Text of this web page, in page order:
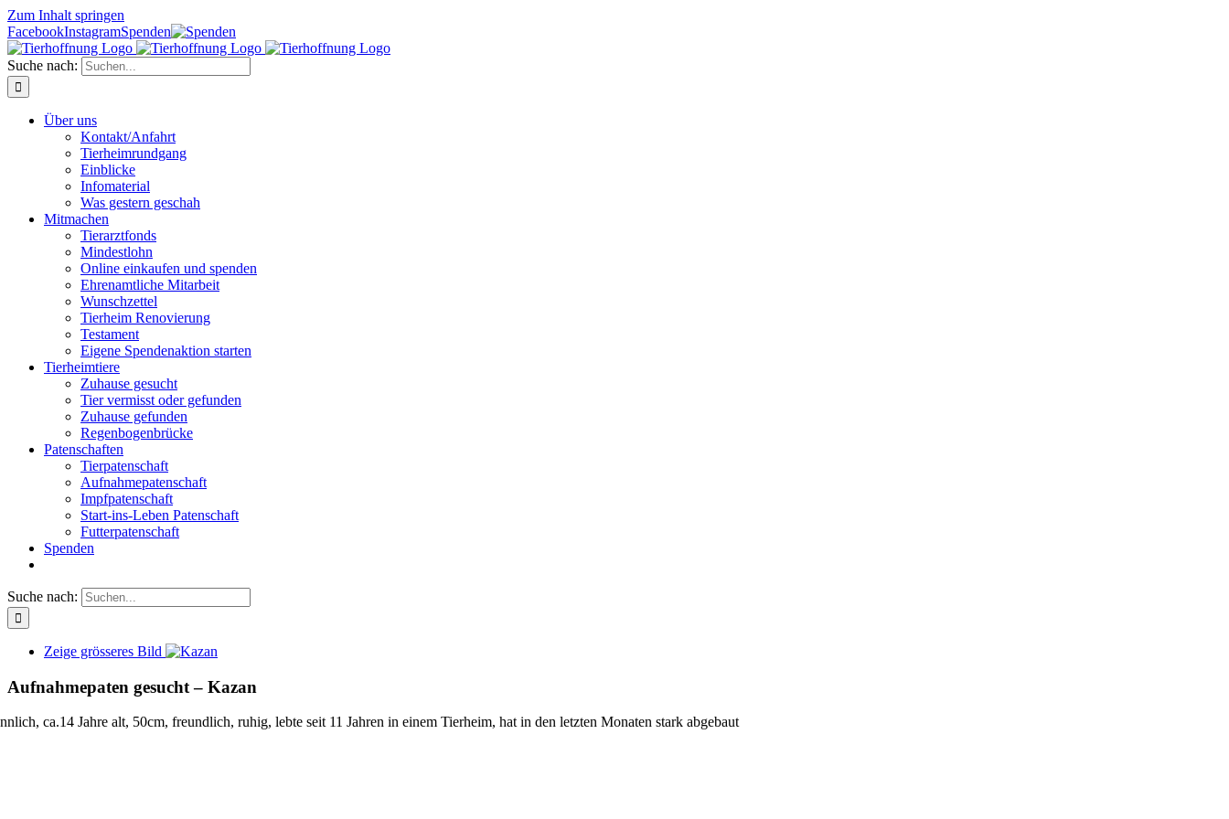
Zum Inhalt springen
FacebookInstagramSpenden
Suche nach:
Über uns
Kontakt/Anfahrt
Tierheimrundgang
Einblicke
Infomaterial
Was gestern geschah
Mitmachen
Tierarztfonds
Mindestlohn
Online einkaufen und spenden
Ehrenamtliche Mitarbeit
Wunschzettel
Tierheim Renovierung
Testament
Eigene Spendenaktion starten
Tierheimtiere
Zuhause gesucht
Tier vermisst oder gefunden
Zuhause gefunden
Regenbogenbrücke
Patenschaften
Tierpatenschaft
Aufnahmepatenschaft
Impfpatenschaft
Start-ins-Leben Patenschaft
Futterpatenschaft
Spenden
Suche nach:
Zeige grösseres Bild
Aufnahmepaten gesucht – Kazan
ca.14 Jahre alt, 50cm, freundlich, ruhig, lebte seit 11 Jahren in einem Tierheim, hat in den letzten Monaten stark abgebaut